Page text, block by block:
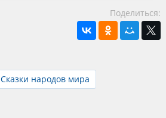
Поделиться:
Сказки народов мира